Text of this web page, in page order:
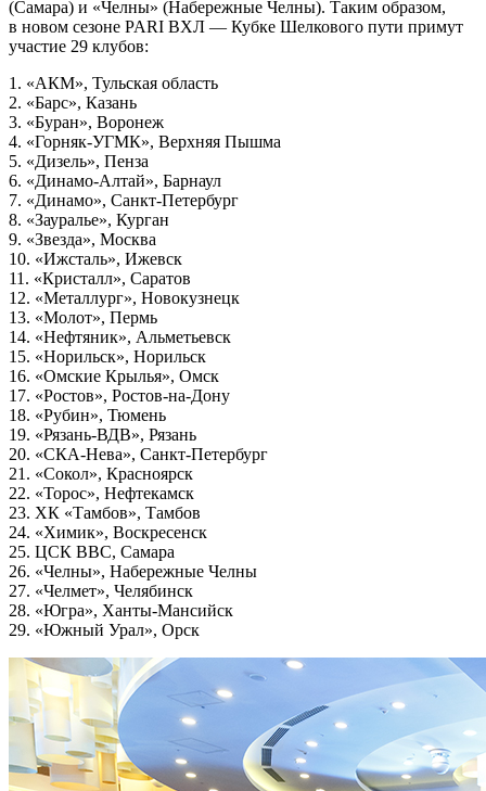
(Самара) и «Челны» (Набережные Челны). Таким образом,
в новом сезоне PARI ВХЛ — Кубке Шелкового пути примут
участие 29 клубов:
1. «АКМ», Тульская область
2. «Барс», Казань
3. «Буран», Воронеж
4. «Горняк-УГМК», Верхняя Пышма
5. «Дизель», Пенза
6. «Динамо-Алтай», Барнаул
7. «Динамо», Санкт-Петербург
8. «Зауралье», Курган
9. «Звезда», Москва
10. «Ижсталь», Ижевск
11. «Кристалл», Саратов
12. «Металлург», Новокузнецк
13. «Молот», Пермь
14. «Нефтяник», Альметьевск
15. «Норильск», Норильск
16. «Омские Крылья», Омск
17. «Ростов», Ростов-на-Дону
18. «Рубин», Тюмень
19. «Рязань-ВДВ», Рязань
20. «СКА-Нева», Санкт-Петербург
21. «Сокол», Красноярск
22. «Торос», Нефтекамск
23. ХК «Тамбов», Тамбов
24. «Химик», Воскресенск
25. ЦСК ВВС, Самара
26. «Челны», Набережные Челны
27. «Челмет», Челябинск
28. «Югра», Ханты-Мансийск
29. «Южный Урал», Орск